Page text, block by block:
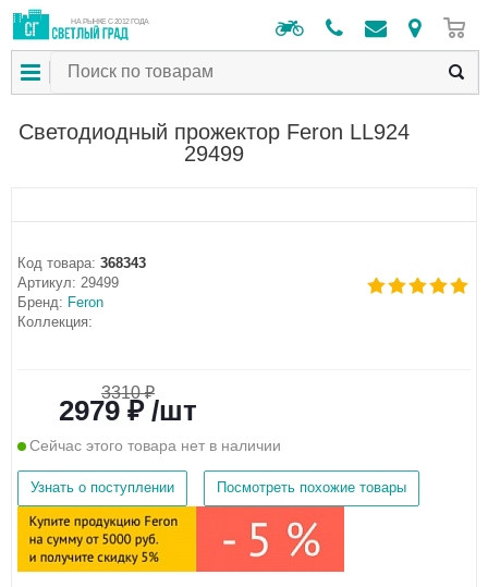
НА РЫНКЕ С 2012 ГОДА
Светодиодный прожектор Feron LL924
29499
Код товара: 368343
Артикул: 29499
Бренд: Feron
Коллекция:
3310 ₽
2979 ₽ /шт
Сейчас этого товара нет в наличии
Узнать о поступлении Посмотреть похожие товары